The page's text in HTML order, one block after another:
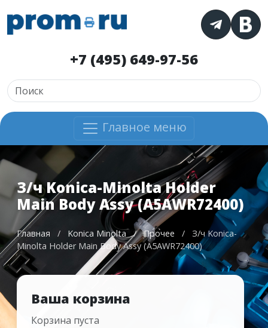
+7 (495) 649-97-56
Главное меню
З/ч Konica-Minolta Holder
Main Body Assy (A5AWR72400)
Главная / Konica Minolta / Прочее /
З/ч Konica-
Minolta Holder Main Body Assy (A5AWR72400)
Ваша корзина
Корзина пуста